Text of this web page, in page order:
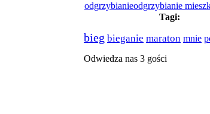
odgrzybianieodgrzybianie
Tagi:
bieg bieganie maraton mnie
Odwiedza nas 3 gości